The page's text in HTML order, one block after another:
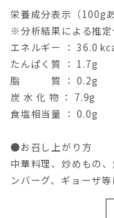
栄養成分表示（100g
※分析結果による推定
エネルギー
：36.0
たんぱく質 ： 1.7g
脂 質 ：0.2g
炭 水 化 物 ： 7.9g
食塩相当量 ：0.0g
●お召し上がり方
中華料理、炒めもの
ンバーグ、ギョーザ等